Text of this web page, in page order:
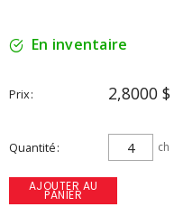
En inventaire
Prix 2,8000 $
Quantité ch
AJOUTER AU
PANIER